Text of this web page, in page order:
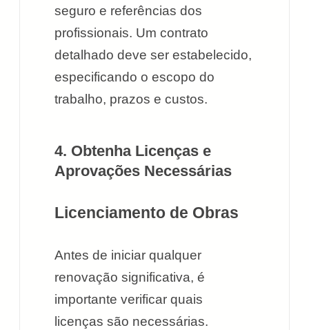
seguro e referências dos
profissionais. Um contrato
detalhado deve ser estabelecido,
especificando o escopo do
trabalho, prazos e custos.
4. Obtenha Licenças e
Aprovações Necessárias
Licenciamento de Obras
Antes de iniciar qualquer
renovação significativa, é
importante verificar quais
licenças são necessárias.